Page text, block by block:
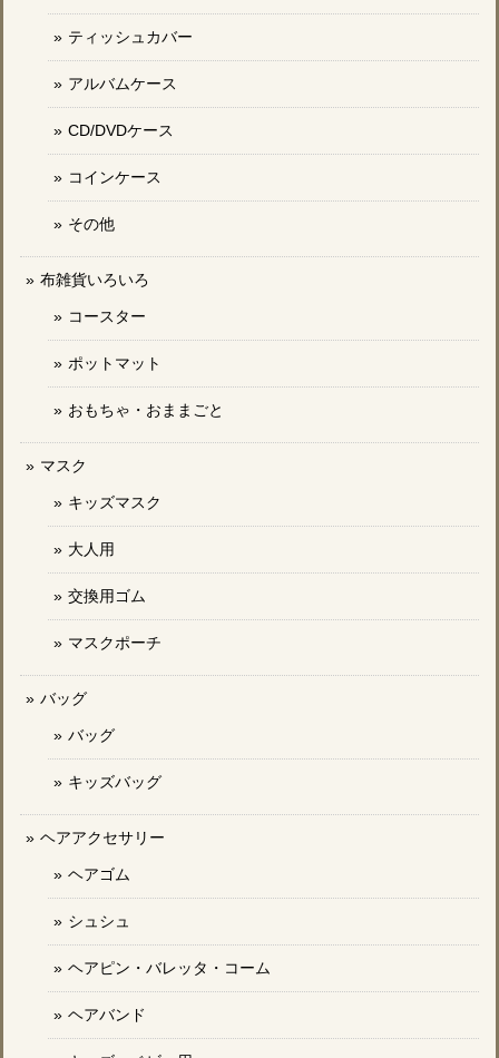
ティッシュカバー
アルバムケース
CD/DVDケース
コインケース
その他
布雑貨いろいろ
コースター
ポットマット
おもちゃ・おままごと
マスク
キッズマスク
大人用
交換用ゴム
マスクポーチ
バッグ
バッグ
キッズバッグ
ヘアアクセサリー
ヘアゴム
シュシュ
ヘアピン・バレッタ・コーム
ヘアバンド